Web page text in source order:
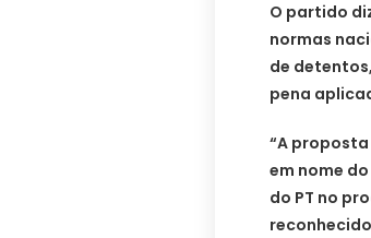
O partido
normas
de
pena
“A
em nome
do PT no